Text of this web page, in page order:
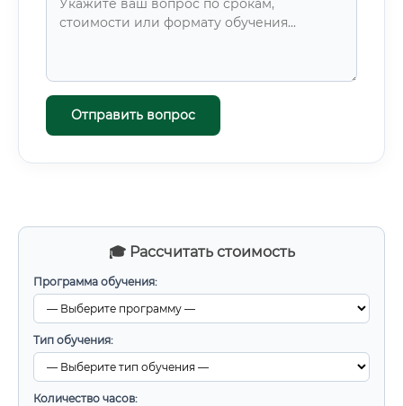
🎓 Рассчитать стоимость
Программа обучения:
Тип обучения:
Количество часов:
Отправить вопрос